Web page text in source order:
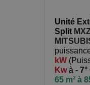
Unité
Split
kW (
Kwà - 7°
65 m² à